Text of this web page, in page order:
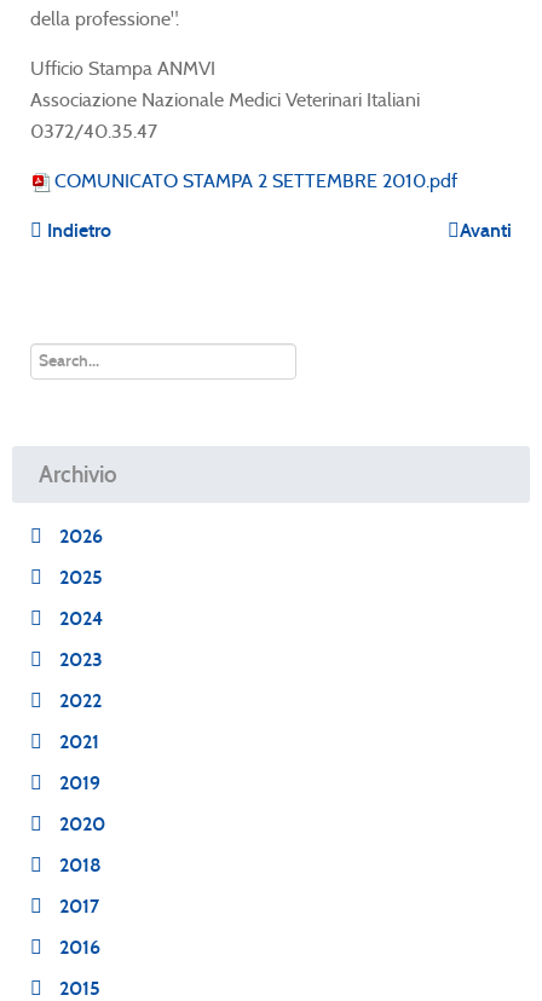
della professione".
Ufficio Stampa ANMVI
Associazione Nazionale Medici Veterinari Italiani
0372/40.35.47
COMUNICATO STAMPA 2 SETTEMBRE 2010.pdf
Indietro Avanti
Archivio
2026
2025
2024
2023
2022
2021
2019
2020
2018
2017
2016
2015